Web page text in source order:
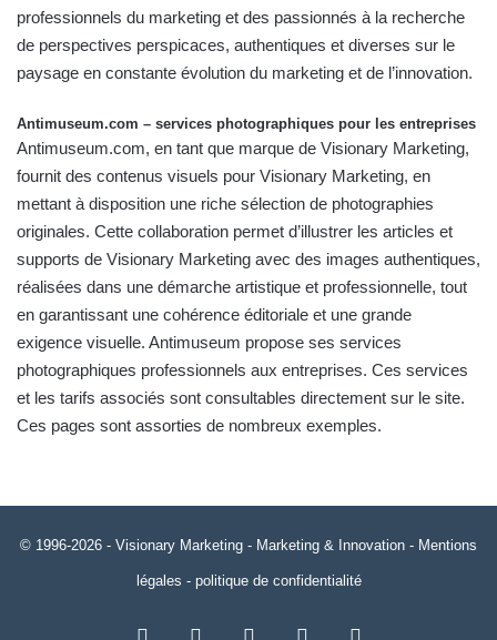
professionnels du marketing et des passionnés à la recherche
de perspectives perspicaces, authentiques et diverses sur le
paysage en constante évolution du marketing et de l’innovation.
Antimuseum.com – services photographiques pour les entreprises
Antimuseum.com, en tant que marque de Visionary Marketing,
fournit des contenus visuels pour Visionary Marketing, en
mettant à disposition une riche sélection de photographies
originales. Cette collaboration permet d’illustrer les articles et
supports de Visionary Marketing avec des images authentiques,
réalisées dans une démarche artistique et professionnelle, tout
en garantissant une cohérence éditoriale et une grande
exigence visuelle. Antimuseum propose ses services
photographiques professionnels aux entreprises. Ces services
et les tarifs associés sont consultables directement sur le site.
Ces pages sont assorties de nombreux exemples.
© 1996-2026 - Visionary Marketing - Marketing & Innovation - Mentions
légales - politique de confidentialité
Facebook Linkedin